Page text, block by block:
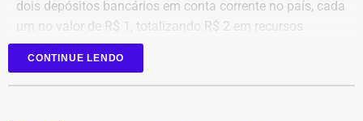
dois depósitos bancários em conta corrente no país, cada
um no valor de R$ 1, totalizando R$ 2 em recursos
mantidos em contas correntes.
A tenente-coronel da Polícia Militar Erigreyce Monteiro
CONTINUE LENDO